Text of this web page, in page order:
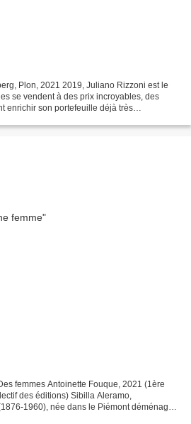
Plon, 2021 2019, Juliano Rizzoni est le
se vendent à des prix incroyables, des
enrichir son portefeuille déjà très
femmes Antoinette Fouque, 2021 (1ère
des éditions) Sibilla Aleramo,
1960), née dans le Piémont déménage